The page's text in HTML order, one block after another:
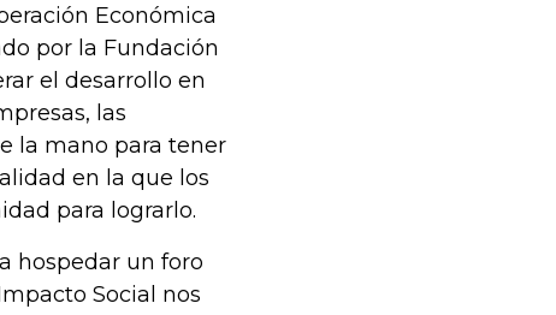
Económica
por la Fundación
el desarrollo en
las
la mano para tener
en la que los
para lograrlo.
hospedar un foro
Social nos